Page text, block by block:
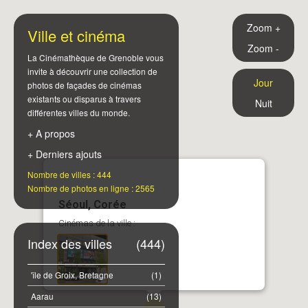
Séoul, Corée
Cinémas de la ville :
Ville et cinéma
La Cinémathèque de Grenoble vous
invite à découvrir une collection de
photos de façades de cinémas
existants ou disparus à travers
différentes villes du monde.
+ A propos
+ Derniers ajouts
Nombre de villes : 444
Nombre de photos en ligne : 2565
(444)
Index des villes
(1)
'île de Groix, Bretagne
(13)
Aarau
Zoom +
Zoom -
Jour
Nuit